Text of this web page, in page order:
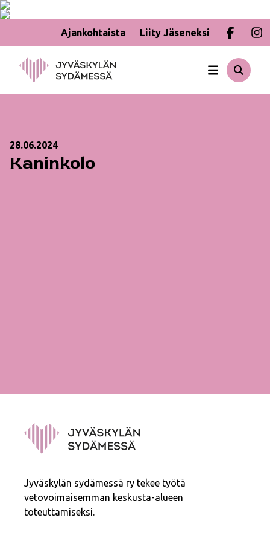
Ajankohtaista
Liity Jäseneksi
sisältöön
28.06.2024
Kaninkolo
Jyväskylän sydämessä ry tekee työtä
vetovoimaisemman keskusta-alueen
toteuttamiseksi.